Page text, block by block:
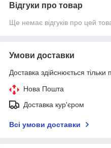
Відгуки про товар
Ще немає відгуків про цей
Умови доставки
Доставка здійснюється тільки
Нова Пошта
Доставка кур'єром
Всі умови доставки